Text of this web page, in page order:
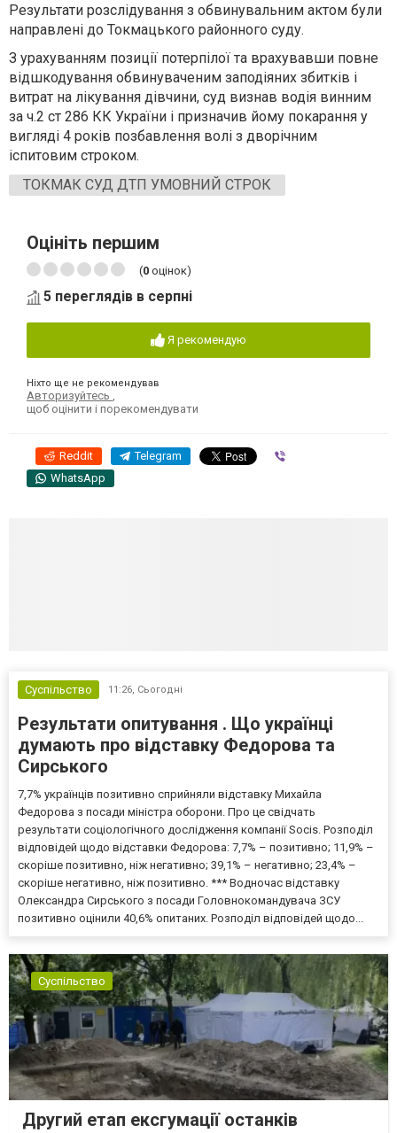
Результати розслідування з обвинувальним актом були
направлені до Токмацького районного суду.
З урахуванням позиції потерпілої та врахувавши повне
відшкодування обвинуваченим заподіяних збитків і
витрат на лікування дівчини, суд визнав водія винним
за ч.2 ст 286 КК України і призначив йому покарання у
вигляді 4 років позбавлення волі з дворічним
іспитовим строком.
ТОКМАК СУД ДТП УМОВНИЙ СТРОК
Оцініть першим
(0 оцінок)
5 переглядів в серпні
Я рекомендую
Ніхто ще не рекомендував
Авторизуйтесь ,
щоб оцінити і порекомендувати
Reddit Telegram
WhatsApp
Суспільство 11:26, Сьогодні
Результати опитування . Що українці
думають про відставку Федорова та
Сирського
7,7% українців позитивно сприйняли відставку Михайла
Федорова з посади міністра оборони. Про це свідчать
результати соціологічного дослідження компанії Socis. Розподіл
відповідей щодо відставки Федорова: 7,7% – позитивно; 11,9% –
скоріше позитивно, ніж негативно; 39,1% – негативно; 23,4% –
скоріше негативно, ніж позитивно. *** Водночас відставку
Олександра Сирського з посади Головнокомандувача ЗСУ
позитивно оцінили 40,6% опитаних. Розподіл відповідей щодо...
Суспільство
Другий етап ексгумації останків